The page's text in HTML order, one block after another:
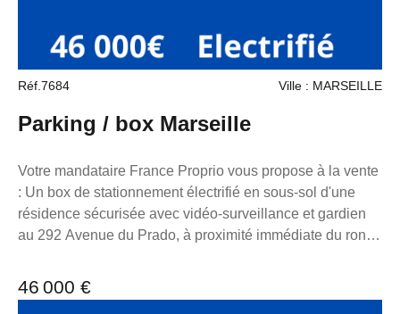
Réf.7684 Ville : MARSEILLE
Parking / box Marseille
Votre mandataire France Proprio vous propose à la vente
: Un box de stationnement électrifié en sous-sol d'une
résidence sécurisée avec vidéo-surveillance et gardien
au 292 Avenue du Prado, à proximité immédiate du rond
sortie voiture par le boulevard Herriot. Possibilité de
poser un cadenas et d'équiper le box d'un super chargeur
46 000 €